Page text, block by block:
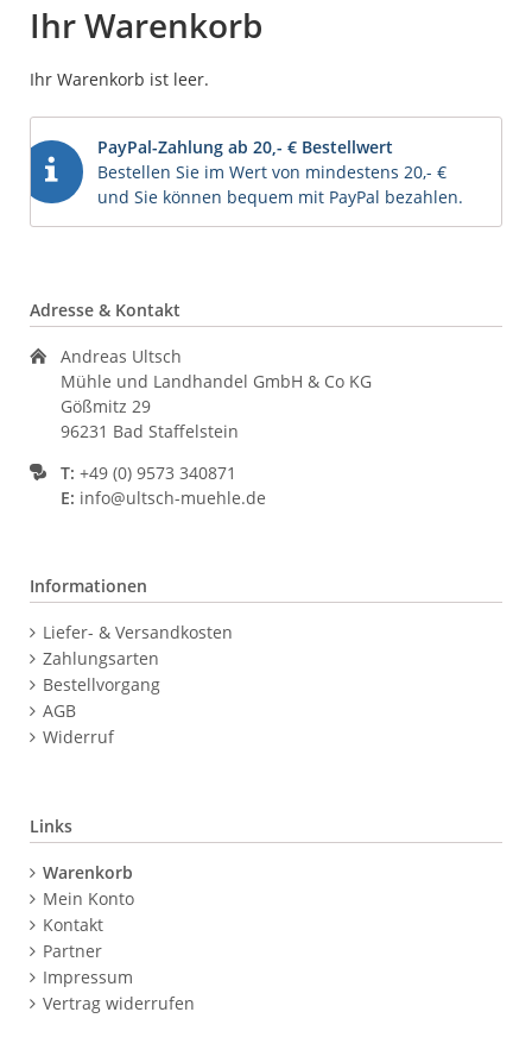
Ihr Warenkorb
Ihr Warenkorb ist leer.
PayPal-Zahlung ab 20,- € Bestellwert
Bestellen Sie im Wert von mindestens 20,- €
und Sie können bequem mit PayPal bezahlen.
Adresse & Kontakt
Andreas Ultsch
Mühle und Landhandel GmbH & Co KG
Gößmitz 29
96231 Bad Staffelstein
T: +49 (0) 9573 340871
E: info@ultsch-muehle.de
Informationen
Navigation
überspringen
Liefer- & Versandkosten
Zahlungsarten
Bestellvorgang
AGB
Widerruf
Links
Navigation
überspringen
Warenkorb
Mein Konto
Kontakt
Partner
Impressum
Vertrag widerrufen